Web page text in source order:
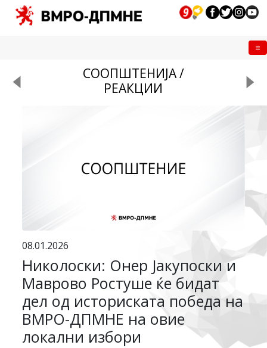
СООПШТЕНИЈА /
РЕАКЦИИ
08.01.2026
Николоски: Онер Јакупоски и
Маврово Ростуше ќе бидат
дел од историската победа на
ВМРО-ДПМНЕ на овие
локални избори